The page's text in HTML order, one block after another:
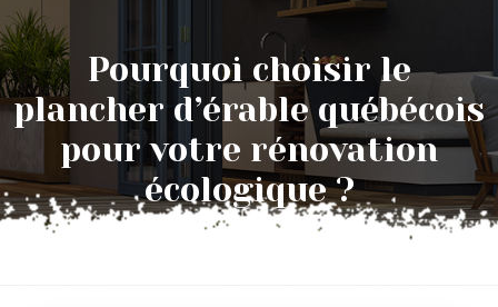
Pourquoi choisir le
plancher d’érable québécois
pour votre rénovation
écologique ?